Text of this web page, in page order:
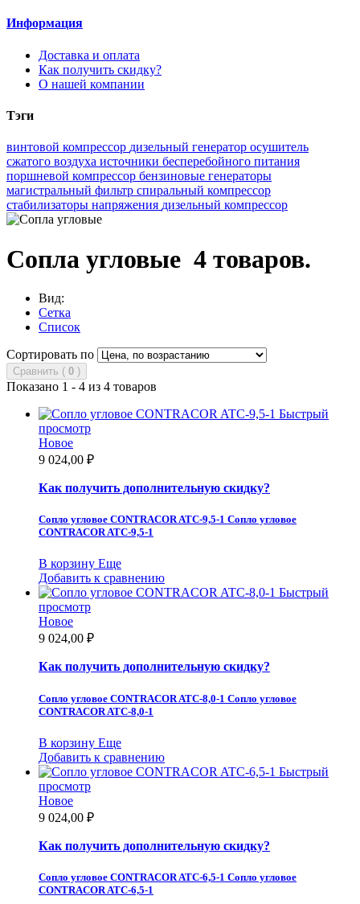
Информация
Доставка и оплата
Как получить скидку?
О нашей компании
Тэги
винтовой компрессор дизельный генератор осушитель
сжатого воздуха источники бесперебойного питания
поршневой компрессор бензиновые генераторы
магистральный фильтр спиральный компрессор
стабилизаторы напряжения дизельный компрессор
Сопла угловые 4 товаров.
Вид:
Сетка
Список
Сортировать по
Сравнить ( 0 )
Показано 1 - 4 из 4 товаров
Быстрый
просмотр
Новое
9 024,00 ₽
Как получить дополнительную скидку?
Сопло угловое CONTRACOR ATC-9,5-1 Сопло угловое
CONTRACOR ATC-9,5-1
В корзину Еще
Добавить к сравнению
Быстрый
просмотр
Новое
9 024,00 ₽
Как получить дополнительную скидку?
Сопло угловое CONTRACOR ATC-8,0-1 Сопло угловое
CONTRACOR ATC-8,0-1
В корзину Еще
Добавить к сравнению
Быстрый
просмотр
Новое
9 024,00 ₽
Как получить дополнительную скидку?
Сопло угловое CONTRACOR ATC-6,5-1 Сопло угловое
CONTRACOR ATC-6,5-1